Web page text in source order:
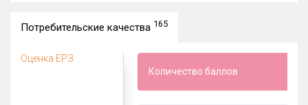
Потребительские качества 165
Оценка ЕРЗ
Количество баллов